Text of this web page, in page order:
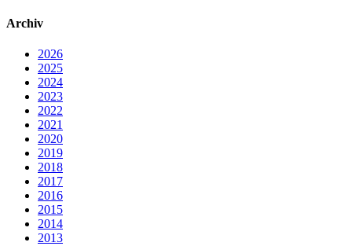
Archiv
2026
2025
2024
2023
2022
2021
2020
2019
2018
2017
2016
2015
2014
2013